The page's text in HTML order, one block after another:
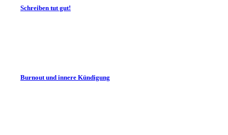
Schreiben tut gut!
Burnout und innere Kündigung